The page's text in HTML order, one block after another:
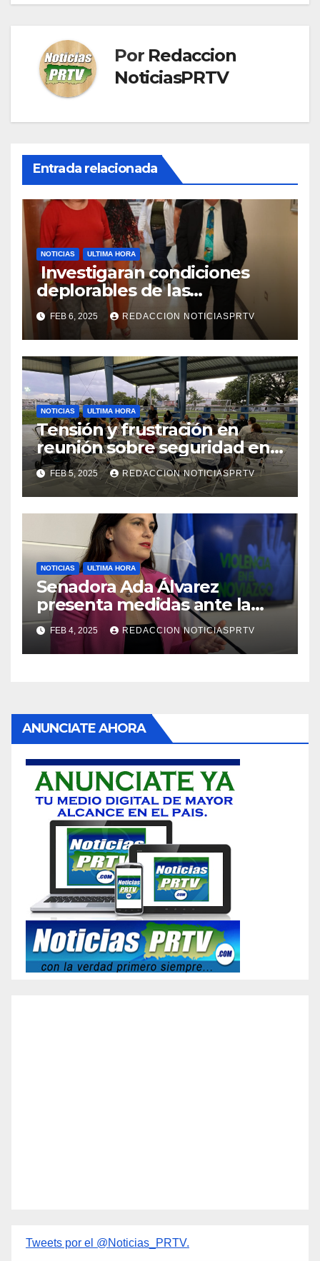
Por Redaccion
NoticiasPRTV
Entrada relacionada
NOTICIAS ULTIMA HORA
Investigaran condiciones
deplorables de las
facilidades el Departamento
de la Salud en Mayagüez
FEB 6, 2025 REDACCION NOTICIASPRTV
NOTICIAS ULTIMA HORA
Tensión y frustración en
reunión sobre seguridad en
Reparto Metropolitano
FEB 5, 2025 REDACCION NOTICIASPRTV
NOTICIAS ULTIMA HORA
Senadora Ada Álvarez
presenta medidas ante la
violencia en el noviazgo
FEB 4, 2025 REDACCION NOTICIASPRTV
ANUNCIATE AHORA
Tweets por el @Noticias_PRTV.